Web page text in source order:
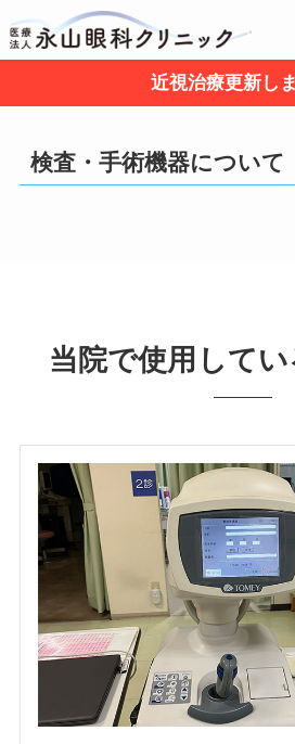
近視治療更新し
検査・手術機器について
当院で使用してい